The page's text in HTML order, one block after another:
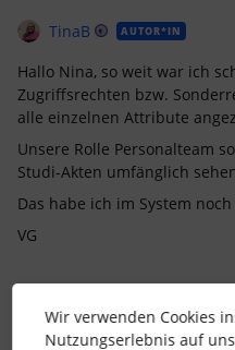
TinaB AUTOR*IN
Hallo Nina, so weit war ich
Zugriffsrechten bzw.
alle einzelnen Attribute
Unsere Rolle Personalteam
Studi-Akten umfänglich
Das habe ich im System
VG
Wir verwenden Cookies
Nutzungserlebnis auf